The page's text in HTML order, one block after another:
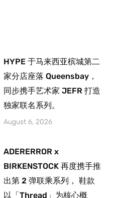
HYPE 于马来西亚槟城第二
家分店座落 Queensbay，
同步携手艺术家 JEFR 打造
独家联名系列。
August 6, 2026
ADERERROR x
BIRKENSTOCK 再度携手推
出第 2 弹联乘系列， 鞋款
以「Thread」为核心概